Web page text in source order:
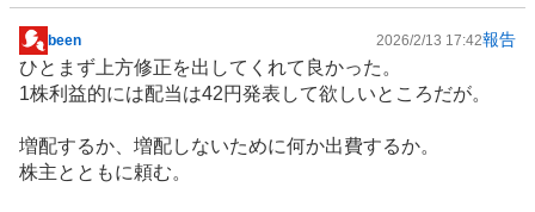
掲
示
板
事
been 2026/2/13 17:42報告
ひとまず上方修正を出してくれて良かった。
1株利益的には配当は42円発表して欲しいところだが。
増配するか、増配しないために何か出費するか。
株主とともに頼む。